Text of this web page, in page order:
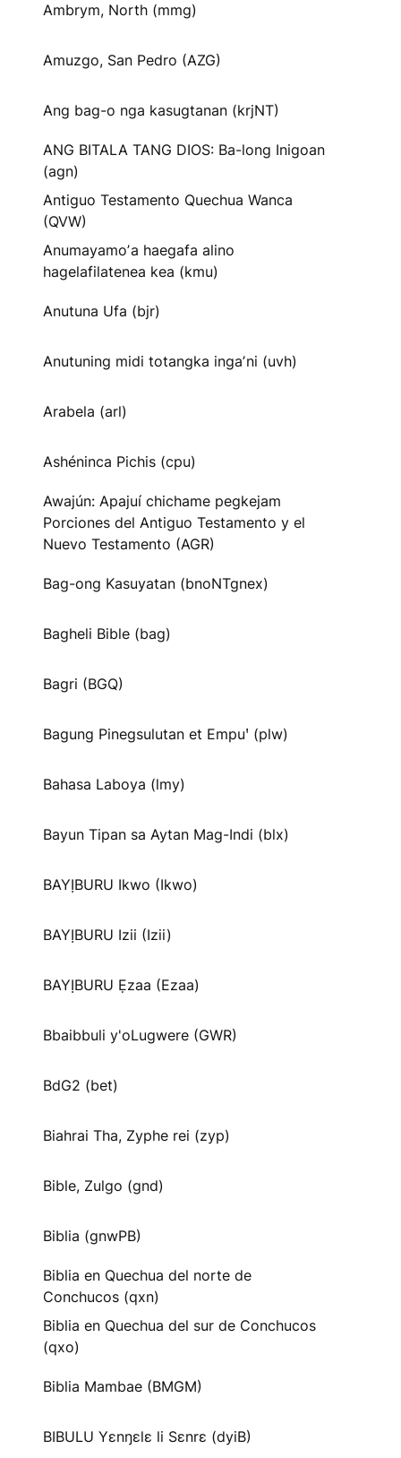
Ambrym, North (mmg)
Amuzgo, San Pedro (AZG)
Ang bag-o nga kasugtanan (krjNT)
ANG BITALA TANG DIOS: Ba-long Inigoan
(agn)
Antiguo Testamento Quechua Wanca
(QVW)
Anumayamoʼa haegafa alino
hagelafilatenea kea (kmu)
Anutuna Ufa (bjr)
Anutuning midi totangka ingaʼni (uvh)
Arabela (arl)
Ashéninca Pichis (cpu)
Awajún: Apajuí chichame pegkejam
Porciones del Antiguo Testamento y el
Nuevo Testamento (AGR)
Bag-ong Kasuyatan (bnoNTgnex)
Bagheli Bible (bag)
Bagri (BGQ)
Bagung Pinegsulutan et Empuꞌ (plw)
Bahasa Laboya (lmy)
Bayun Tipan sa Aytan Mag-Indi (blx)
BAYỊBURU Ikwo (Ikwo)
BAYỊBURU Izii (Izii)
BAYỊBURU Ẹzaa (Ezaa)
Bbaibbuli y'oLugwere (GWR)
BdG2 (bet)
Biahrai Tha, Zyphe rei (zyp)
Bible, Zulgo (gnd)
Biblia (gnwPB)
Biblia en Quechua del norte de
Conchucos (qxn)
Biblia en Quechua del sur de Conchucos
(qxo)
Biblia Mambae (BMGM)
BIBULU Yɛnŋɛlɛ li Sɛnrɛ (dyiB)